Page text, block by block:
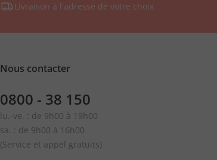
Livraison à l'adresse de votre choix
Nous contacter
0800 - 38 150
lu.-ve. : de 9h00 à 19h00
sa. : de 9h00 à 16h00
(Service et appel gratuits)